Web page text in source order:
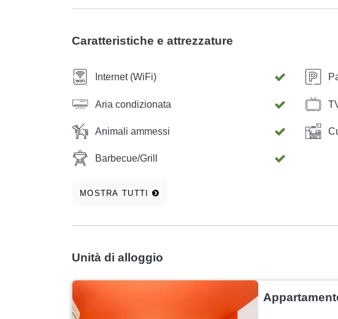
camera e soggiorno, wifi gratuito, aria condizionata,
Caratteristiche e attrezzature
Internet (WiFi)
Aria condizionata
Animali ammessi
Barbecue/Grill
MOSTRA TUTTI
Unità di alloggio